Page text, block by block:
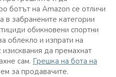
ботът на Amazon се отличи
в забранените категории
обикновени спортни
облекло и изпрати на
да премахнат
сам. Грешка на бота на
за продавачите.